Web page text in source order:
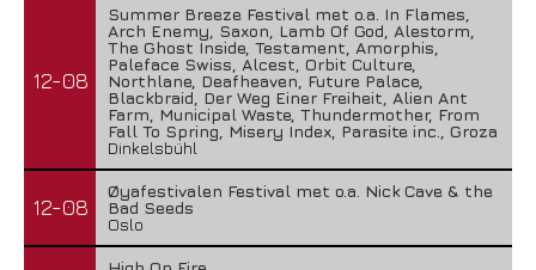
12-08
Summer Breeze Festival met o.a. In Flames,
Arch Enemy, Saxon, Lamb Of God, Alestorm,
The Ghost Inside, Testament, Amorphis,
Paleface Swiss, Alcest, Orbit Culture,
Northlane, Deafheaven, Future Palace,
Blackbraid, Der Weg Einer Freiheit, Alien Ant
Farm, Municipal Waste, Thundermother, From
Fall To Spring, Misery Index, Parasite inc., Groza
Dinkelsbühl
12-08
Øyafestivalen Festival met o.a. Nick Cave & the
Bad Seeds
Oslo